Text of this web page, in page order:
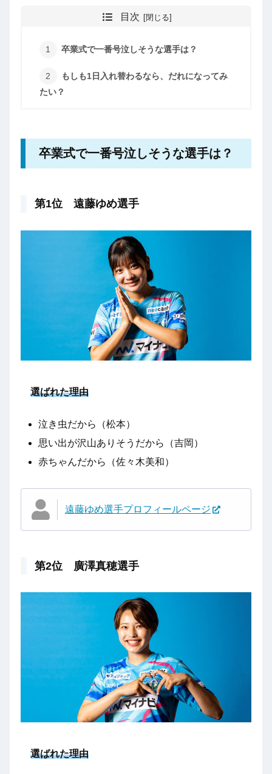
目次
卒業式で一番号泣しそうな選手は？
もしも1日入れ替わるなら、だれになってみ
たい？
卒業式で一番号泣しそうな選手は？
第1位 遠藤ゆめ選手
選ばれた理由
泣き虫だから（松本）
思い出が沢山ありそうだから（吉岡）
赤ちゃんだから（佐々木美和）
遠藤ゆめ選手プロフィールページ
第2位 廣澤真穂選手
選ばれた理由